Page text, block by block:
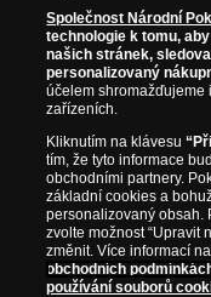
Společnost Národní
technologie k tomu,
našich stránek,
personalizovaný
účelem shromažďujeme
zařízeních.
Kliknutím na klávesu
tím, že tyto informace
obchodními partnery.
základní cookies a
personalizovaný obsah.
zvolte možnost “Upravit
změnit. Více informací
obchodních podmínkách
používání souborů